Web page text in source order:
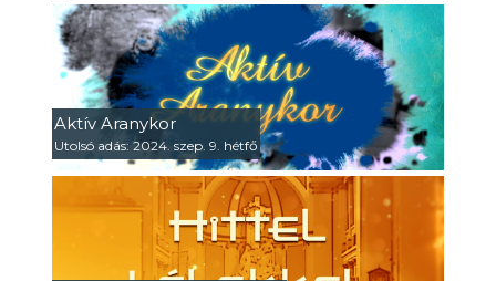
Aktív Aranykor
Utolsó adás: 2024. szep. 9. hétfő